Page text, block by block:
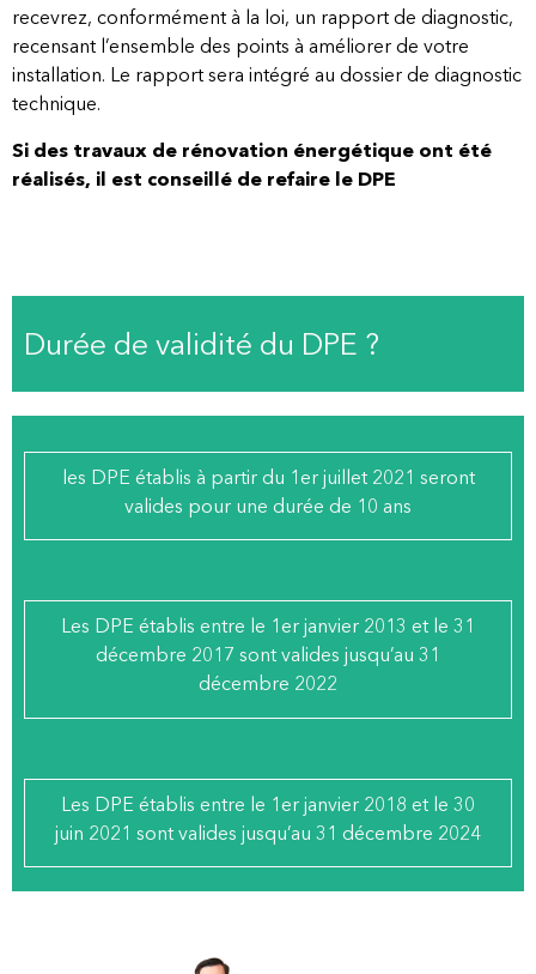
recevrez, conformément à la loi, un rapport de diagnostic,
recensant l’ensemble des points à améliorer de votre
installation. Le rapport sera intégré au dossier de diagnostic
technique.
Si des travaux de rénovation énergétique ont été
réalisés, il est conseillé de refaire le DPE
Durée de validité du DPE ?
les DPE établis à partir du 1er juillet 2021 seront
valides pour une durée de 10 ans
Les DPE établis entre le 1er janvier 2013 et le 31
décembre 2017 sont valides jusqu’au 31
décembre 2022
Les DPE établis entre le 1er janvier 2018 et le 30
juin 2021 sont valides jusqu’au 31 décembre 2024